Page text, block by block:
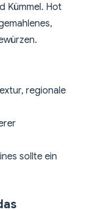
Kümmel. Hot
regionale
sollte ein